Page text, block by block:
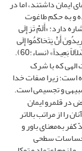
ایمان داشتند، اما در
و به حکم طاغوت
دارد: «أَلَمْ تَرَ إِلَى
أَنْ یَتَحَاکَمُوا إِلَى
بَعِیداً» (نساء:60).
الهی که با شرک
است؛ زیرا صفات خدا
و تجسیمی است.
در قلمرو ایمان
را از مراتب بالاتر
به‌معنای باور و
احساسات سطحی